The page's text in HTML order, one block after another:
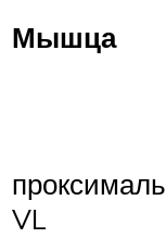
Мышца
VL